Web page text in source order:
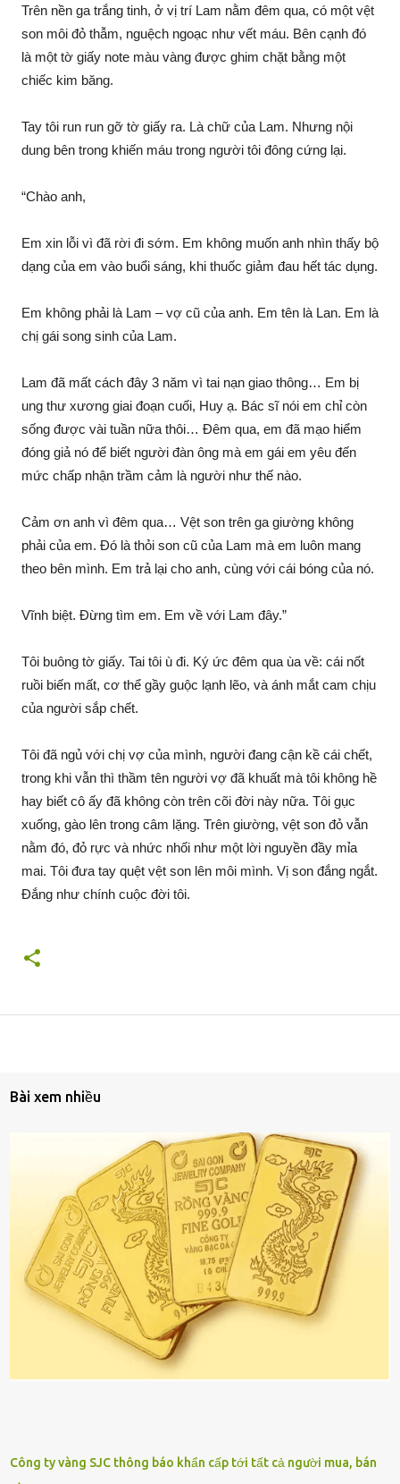
Trên nền ga trắng tinh, ở vị trí Lam nằm đêm qua, có một vệt
son môi đỏ thẫm, nguệch ngoạc như vết máu. Bên cạnh đó
là một tờ giấy note màu vàng được ghim chặt bằng một
chiếc kim băng.
Tay tôi run run gỡ tờ giấy ra. Là chữ của Lam. Nhưng nội
dung bên trong khiến máu trong người tôi đông cứng lại.
“Chào anh,
Em xin lỗi vì đã rời đi sớm. Em không muốn anh nhìn thấy bộ
dạng của em vào buổi sáng, khi thuốc giảm đau hết tác dụng.
Em không phải là Lam – vợ cũ của anh. Em tên là Lan. Em là
chị gái song sinh của Lam.
Lam đã mất cách đây 3 năm vì tai nạn giao thông… Em bị
ung thư xương giai đoạn cuối, Huy ạ. Bác sĩ nói em chỉ còn
sống được vài tuần nữa thôi… Đêm qua, em đã mạo hiểm
đóng giả nó để biết người đàn ông mà em gái em yêu đến
mức chấp nhận trầm cảm là người như thế nào.
Cảm ơn anh vì đêm qua… Vệt son trên ga giường không
phải của em. Đó là thỏi son cũ của Lam mà em luôn mang
theo bên mình. Em trả lại cho anh, cùng với cái bóng của nó.
Vĩnh biệt. Đừng tìm em. Em về với Lam đây.”
Tôi buông tờ giấy. Tai tôi ù đi. Ký ức đêm qua ùa về: cái nốt
ruồi biến mất, cơ thể gầy guộc lạnh lẽo, và ánh mắt cam chịu
của người sắp chết.
Tôi đã ngủ với chị vợ của mình, người đang cận kề cái chết,
trong khi vẫn thì thầm tên người vợ đã khuất mà tôi không hề
hay biết cô ấy đã không còn trên cõi đời này nữa. Tôi gục
xuống, gào lên trong câm lặng. Trên giường, vệt son đỏ vẫn
nằm đó, đỏ rực và nhức nhối như một lời nguyền đầy mỉa
mai. Tôi đưa tay quệt vệt son lên môi mình. Vị son đắng ngắt.
Đắng như chính cuộc đời tôi.
Bài xem nhiều
Công ty vàng SJC thông báo khẩn cấp tới tất cả người mua, bán